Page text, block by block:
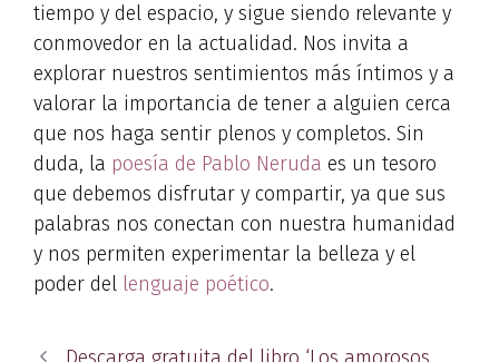
tiempo y del espacio, y sigue siendo relevante y
conmovedor en la actualidad. Nos invita a
explorar nuestros sentimientos más íntimos y a
valorar la importancia de tener a alguien cerca
que nos haga sentir plenos y completos. Sin
duda, la poesía de Pablo Neruda es un tesoro
que debemos disfrutar y compartir, ya que sus
palabras nos conectan con nuestra humanidad
y nos permiten experimentar la belleza y el
poder del lenguaje poético.